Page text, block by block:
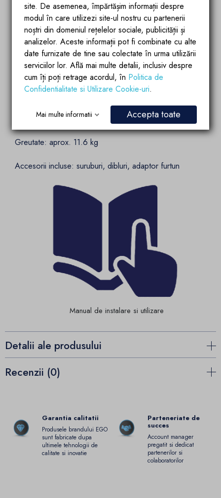
Temperatura maxima apa: 60°C
Cap dus reglabil: 15 x 15 cm
Inaltime: 226 cm
Presiune apa: 3.5 bar
Culoare: Negru + Albastru
Greutate: aprox. 11.6 kg
Accesorii incluse: suruburi, dibluri, adaptor furtun
Manual de instalare si utilizare
Detalii ale produsului
Recenzii (0)
Garantia calitatii
Produsele brandului EGO
sunt fabricate dupa
ultimele tehnologii de
calitate si inovatie
Parteneriate de
succes
Account manager
pregatit si dedicat
partenerilor si
colaboratorilor
site. De asemenea, împărtășim informații despre
modul în care utilizezi site-ul nostru cu partenerii
noștri din domeniul rețelelor sociale, publicității și
analizelor. Aceste informații pot fi combinate cu alte
date furnizate de tine sau colectate în urma utilizării
serviciilor lor. Află mai multe detalii, inclusiv despre
cum îți poți retrage acordul, în Politica de
Confidentialitate si Utilizare Cookie-uri.
Mai multe informatii Accepta toate